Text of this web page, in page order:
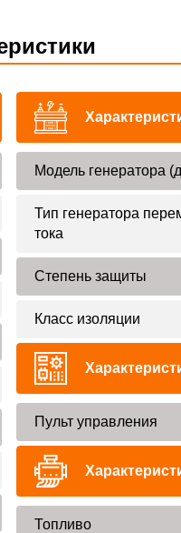
Модель генератора
Тип генератора
тока
Степень защиты
Класс изоляции
Пульт управления
Топливо